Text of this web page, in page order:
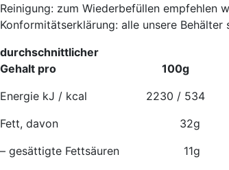
Reinigung: zum Wiederbefüllen empfehlen
Konformitätserklärung: alle unsere
durchschnittlicher
Gehalt pro
100g
Energie kJ / kcal
2230 / 534
Fett, davon
32g
– gesättigte Fettsäuren
11g